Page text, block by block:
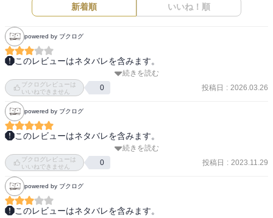
新着順 いいね！順
powered by ブクログ
このレビューはネタバレを含みます。
全体的に絵が多くて電車内だと読みにくいことを除けば、とてもお
もしろい作品。 アニメで6巻までの内容を知っちゃった身ですが、素
直に楽しめました。 引用した独白が物悲しくて好き。 尽きることの
ないひねくれたぼっち論が良い味だしてます。
続きを読む
ブクログレビューは
いいねできません
0 投稿日 : 2026.03.26
powered by ブクログ
このレビューはネタバレを含みます。
川崎姉弟回。妹小町も登場して、葉山も若干仲間になりつつ、メイ
ドガハマゆきのんで、最後にガハマとすれ違い終了。
八幡がいい具合にねじれてます。
読みやすくて助かります。
続きを読む
ブクログレビューは
いいねできません
0 投稿日 : 2023.11.29
powered by ブクログ
このレビューはネタバレを含みます。